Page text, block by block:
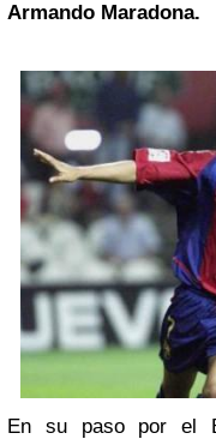
Armando Maradona.
En su paso por el